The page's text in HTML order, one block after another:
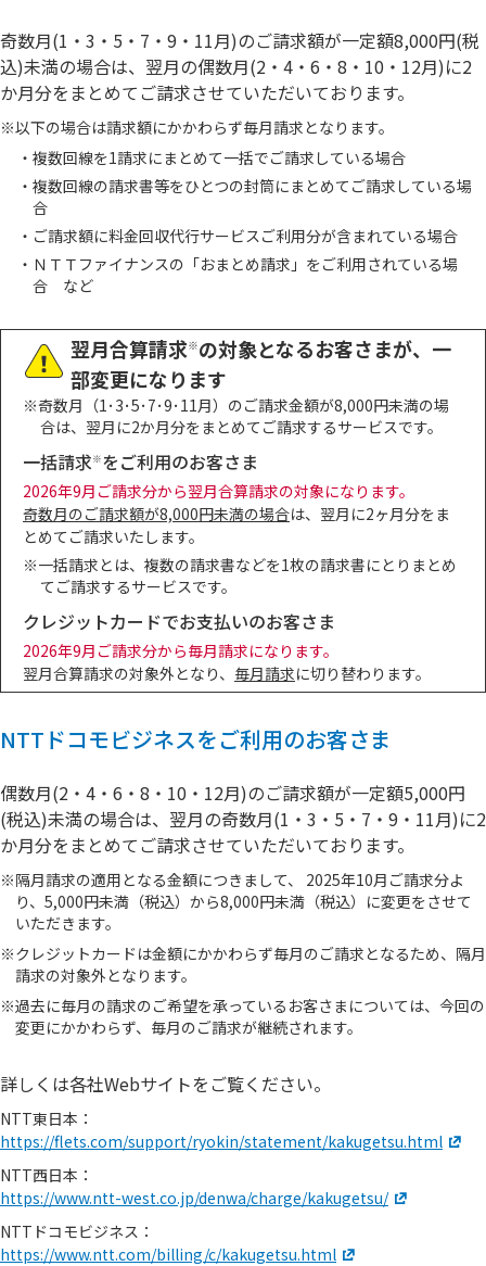
奇数月(1・3・5・7・9・11月)のご請求額が一定額8,000円(税
込)未満の場合は、翌月の偶数月(2・4・6・8・10・12月)に2
か月分をまとめてご請求させていただいております。
※以下の場合は請求額にかかわらず毎月請求となります。
・ 複数回線を1請求にまとめて一括でご請求している場合
・ 複数回線の請求書等をひとつの封筒にまとめてご請求している場
合
・ ご請求額に料金回収代行サービスご利用分が含まれている場合
・ ＮＴＴファイナンスの「おまとめ請求」をご利用されている場
合 など
翌月合算請求※の対象となるお客さまが、一
部変更になります
※奇数月（1･3･5･7･9･11月）のご請求金額が8,000円未満の場
合は、翌月に2か月分をまとめてご請求するサービスです。
一括請求※をご利用のお客さま
2026年9月ご請求分から翌月合算請求の対象になります。
奇数月のご請求額が8,000円未満の場合は、翌月に2ヶ月分をま
とめてご請求いたします。
※一括請求とは、複数の請求書などを1枚の請求書にとりまとめ
てご請求するサービスです。
クレジットカードでお支払いのお客さま
2026年9月ご請求分から毎月請求になります。
翌月合算請求の対象外となり、 毎月請求に切り替わります。
NTTドコモビジネスをご利用のお客さま
偶数月(2・4・6・8・10・12月)のご請求額が一定額5,000円
(税込)未満の場合は、翌月の奇数月(1・3・5・7・9・11月)に2
か月分をまとめてご請求させていただいております。
※隔月請求の適用となる金額につきまして、 2025年10月ご請求分よ
り、5,000円未満（税込）から8,000円未満（税込）に変更をさせて
いただきます。
※クレジットカードは金額にかかわらず毎月のご請求となるため、隔月
請求の対象外となります。
※過去に毎月の請求のご希望を承っているお客さまについては、今回の
変更にかかわらず、毎月のご請求が継続されます。
詳しくは各社Webサイトをご覧ください。
NTT東日本：
https://flets.com/support/ryokin/statement/kakugetsu.html
NTT西日本：
https://www.ntt-west.co.jp/denwa/charge/kakugetsu/
NTTドコモビジネス：
https://www.ntt.com/billing/c/kakugetsu.html